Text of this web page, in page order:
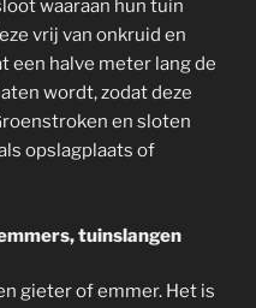
waaraan hun tuin
vrij van onkruid en
een halve meter lang de
wordt, zodat deze
en sloten
opslagplaats of
tuinslangen
gieter of emmer. Het is